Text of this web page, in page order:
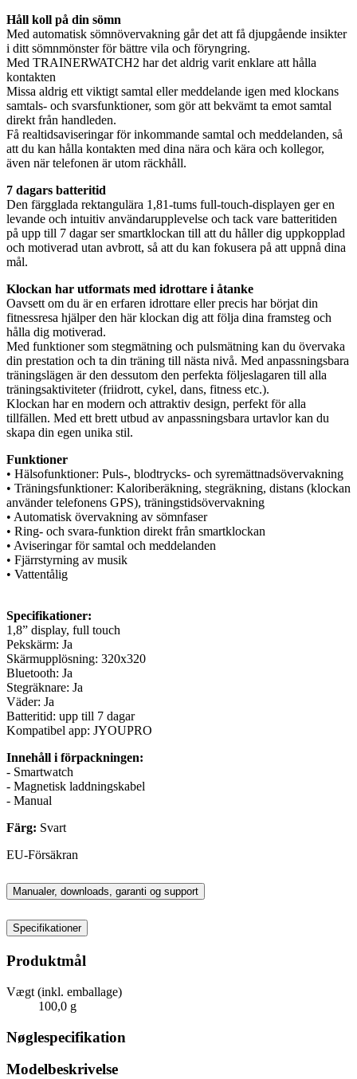
Håll koll på din sömn
Med automatisk sömnövervakning går det att få djupgående insikter
i ditt sömnmönster för bättre vila och föryngring.
Med TRAINERWATCH2 har det aldrig varit enklare att hålla
kontakten
Missa aldrig ett viktigt samtal eller meddelande igen med klockans
samtals- och svarsfunktioner, som gör att bekvämt ta emot samtal
direkt från handleden.
Få realtidsaviseringar för inkommande samtal och meddelanden, så
att du kan hålla kontakten med dina nära och kära och kollegor,
även när telefonen är utom räckhåll.
7 dagars batteritid
Den färgglada rektangulära 1,81-tums full-touch-displayen ger en
levande och intuitiv användarupplevelse och tack vare batteritiden
på upp till 7 dagar ser smartklockan till att du håller dig uppkopplad
och motiverad utan avbrott, så att du kan fokusera på att uppnå dina
mål.
Klockan har utformats med idrottare i åtanke
Oavsett om du är en erfaren idrottare eller precis har börjat din
fitnessresa hjälper den här klockan dig att följa dina framsteg och
hålla dig motiverad.
Med funktioner som stegmätning och pulsmätning kan du övervaka
din prestation och ta din träning till nästa nivå. Med anpassningsbara
träningslägen är den dessutom den perfekta följeslagaren till alla
träningsaktiviteter (friidrott, cykel, dans, fitness etc.).
Klockan har en modern och attraktiv design, perfekt för alla
tillfällen. Med ett brett utbud av anpassningsbara urtavlor kan du
skapa din egen unika stil.
Funktioner
• Hälsofunktioner: Puls-, blodtrycks- och syremättnadsövervakning
• Träningsfunktioner: Kaloriberäkning, stegräkning, distans (klockan
använder telefonens GPS), träningstidsövervakning
• Automatisk övervakning av sömnfaser
• Ring- och svara-funktion direkt från smartklockan
• Aviseringar för samtal och meddelanden
• Fjärrstyrning av musik
• Vattentålig
Specifikationer:
1,8” display, full touch
Pekskärm: Ja
Skärmupplösning: 320x320
Bluetooth: Ja
Stegräknare: Ja
Väder: Ja
Batteritid: upp till 7 dagar
Kompatibel app: JYOUPRO
Innehåll i förpackningen:
- Smartwatch
- Magnetisk laddningskabel
- Manual
Färg: Svart
EU-Försäkran
Manualer, downloads, garanti og support
Specifikationer
Produktmål
Vægt (inkl. emballage)
100,0 g
Nøglespecifikation
Modelbeskrivelse